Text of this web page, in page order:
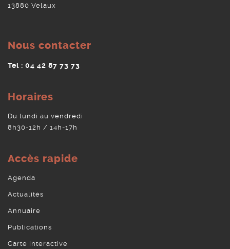
13880 Velaux
Nous contacter
Tel : 04 42 87 73 73
Horaires
Du lundi au vendredi
8h30-12h / 14h-17h
Accès rapide
Agenda
Actualités
Annuaire
Publications
Carte interactive